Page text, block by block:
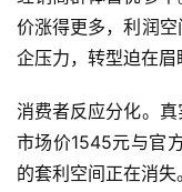
价涨得更多，利润
企压力，转型迫在眉
消费者反应分化。
市场价1545元与官
的套利空间正在消失。